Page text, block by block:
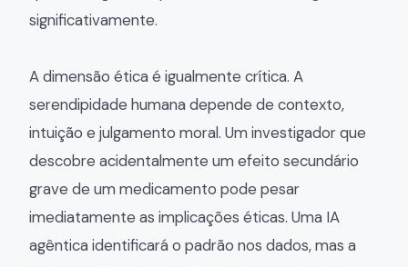
significativamente.
A dimensão ética é igualmente crítica. A
serendipidade humana depende de contexto,
intuição e julgamento moral. Um investigador que
descobre acidentalmente um efeito secundário
grave de um medicamento pode pesar
imediatamente as implicações éticas. Uma IA
agêntica identificará o padrão nos dados, mas a